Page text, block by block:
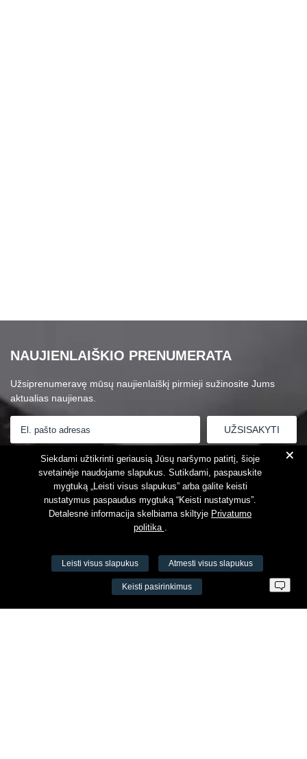
NAUJIENLAIŠKIO PRENUMERATA
Užsiprenumeravę mūsų naujienlaiškį pirmieji sužinosite Jums
aktualias naujienas.
Susipažinau suPrivatumo politika
VŠĮ Fitneso mokymo centras AEROMIX
+
Siekdami užtikrinti geriausią Jūsų naršymo patirtį, šioje
svetainėje naudojame slapukus. Sutikdami, paspauskite
mygtuką „Leisti visus slapukus” arba galite keisti
nustatymus paspaudus mygtuką “Keisti nustatymus”.
Detalesnė informacija skelbiama skiltyje Privatumo
politika .
Leisti visus slapukus Atmesti visus slapukus
Keisti pasirinkimus